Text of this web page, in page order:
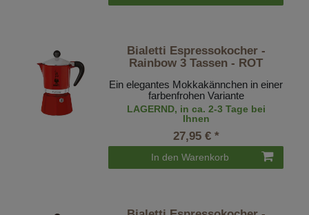
Bialetti Espressokocher -
Rainbow 3 Tassen - ROT
Ein elegantes Mokkakännchen in einer
farbenfrohen Variante
LAGERND, in ca. 2-3 Tage bei
Ihnen
27,95 € *
In den Warenkorb